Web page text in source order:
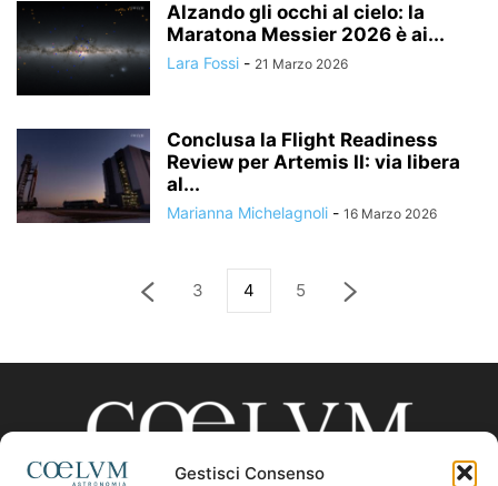
Gestisci Consenso
Alzando gli occhi al cielo: la
Maratona Messier 2026 è ai...
Lara Fossi - 21 Marzo 2026
Conclusa la Flight Readiness
Review per Artemis II: via libera
al...
Marianna Michelagnoli - 16 Marzo 2026
3 4 5